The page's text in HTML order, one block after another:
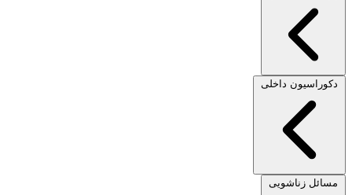
دکوراسیون داخلی
مسائل زناشویی